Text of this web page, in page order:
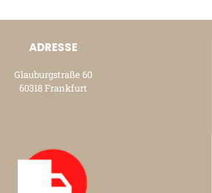
ADRESSE
Glauburgstraße 60
60318 Frankfurt